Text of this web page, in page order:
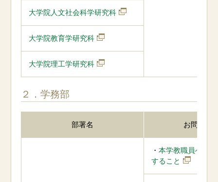
大学院人文社会科学研究科
大学院教育学研究科
大学院理工学研究科
２．学務部
部署名 お問合せ
・本学教職員への
すること